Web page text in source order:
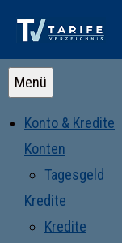
Menü
Konto & Kredite
Konten
Tagesgeld
Kredite
Kredite